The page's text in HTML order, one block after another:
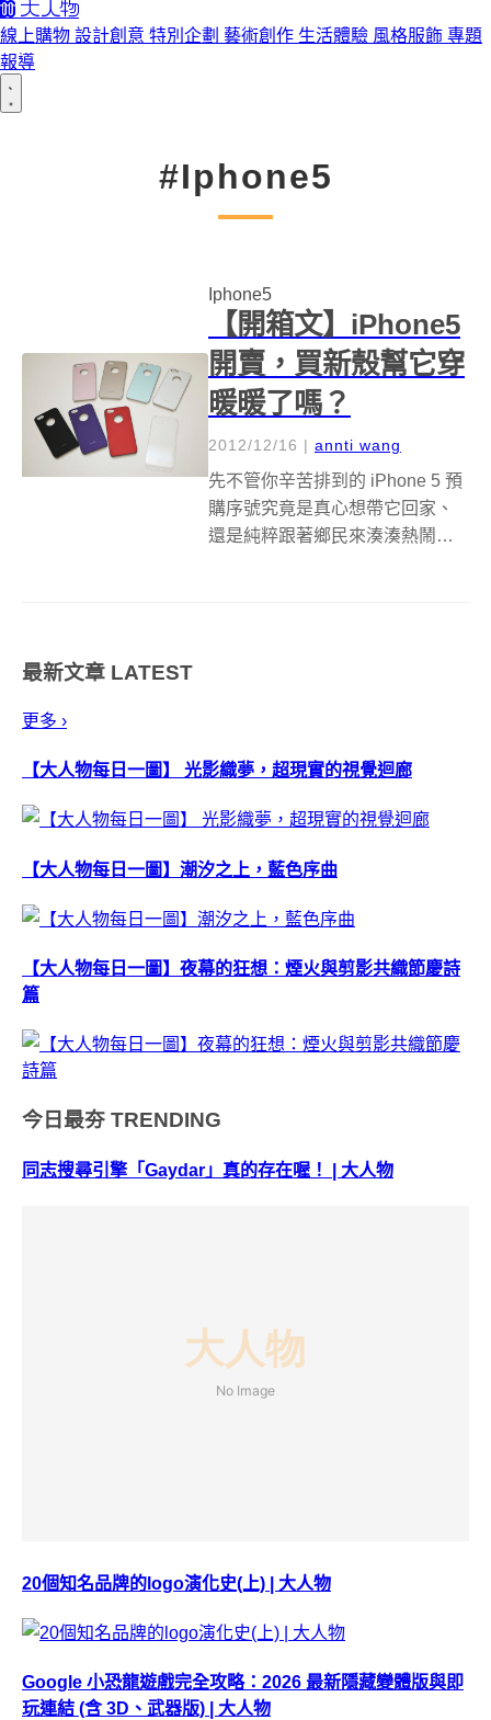
線上購物 設計創意 特別企劃 藝術創作 生活體驗 風格服飾 專題
報導
#Iphone5
Iphone5
【開箱文】iPhone5
開賣，買新殼幫它穿
暖暖了嗎？
2012/12/16 | annti wang
先不管你辛苦排到的 iPhone 5 預
購序號究竟是真心想帶它回家、
還是純粹跟著鄉民來湊湊熱鬧，
最新文章 LATEST
更多 ›
【大人物每日一圖】 光影織夢，超現實的視覺迴廊
【大人物每日一圖】潮汐之上，藍色序曲
【大人物每日一圖】夜幕的狂想：煙火與剪影共織節慶詩
篇
今日最夯 TRENDING
同志搜尋引擎「Gaydar」真的存在喔！ | 大人物
20個知名品牌的logo演化史(上) | 大人物
Google 小恐龍遊戲完全攻略：2026 最新隱藏變體版與即
玩連結 (含 3D、武器版) | 大人物